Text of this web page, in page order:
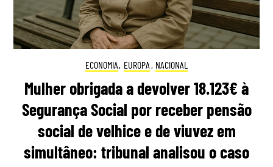
ECONOMIA, EUROPA , NACIONAL
Mulher obrigada a devolver 18.123€ à
Segurança Social por receber pensão
social de velhice e de viuvez em
simultâneo: tribunal analisou o caso